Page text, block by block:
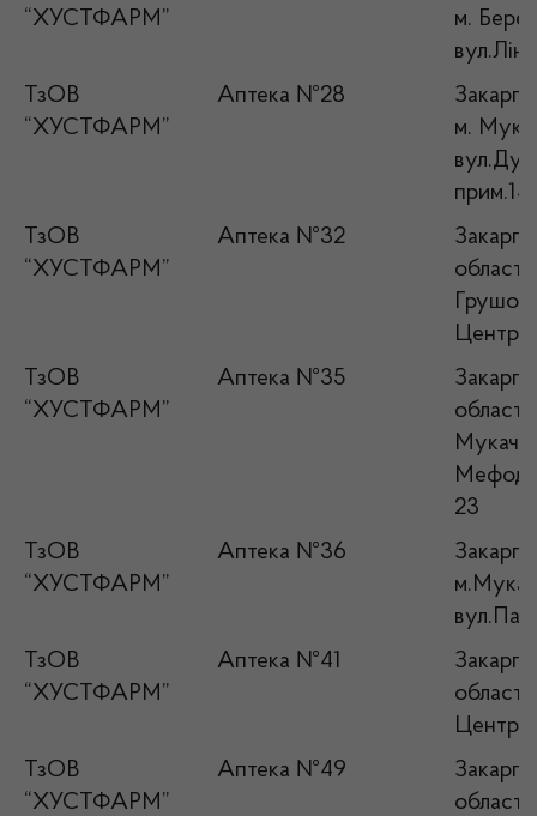
“ХУСТФАРМ”
м.
ТзОВ
“ХУСТФАРМ”
Аптека №28
м.
прим.14
ТзОВ
“ХУСТФАРМ”
Аптека №32
ТзОВ
“ХУСТФАРМ”
Аптека №35
23
ТзОВ
“ХУСТФАРМ”
Аптека №36
ТзОВ
“ХУСТФАРМ”
Аптека №41
ТзОВ
“ХУСТФАРМ”
Аптека №49